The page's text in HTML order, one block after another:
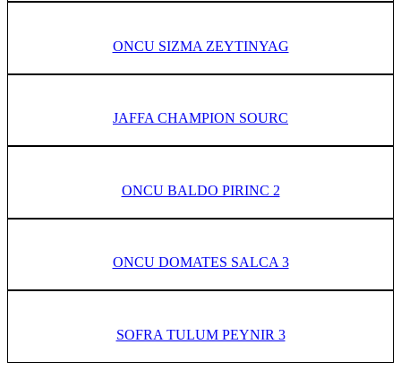
ONCU SIZMA ZEYTINYAG
JAFFA CHAMPION SOURC
ONCU BALDO PIRINC 2
ONCU DOMATES SALCA 3
SOFRA TULUM PEYNIR 3